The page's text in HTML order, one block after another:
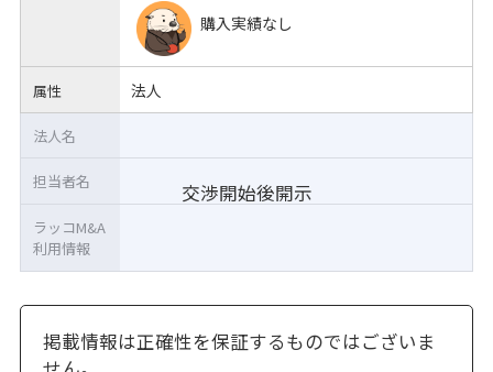
購入実績なし
属性 法人
交渉開始後開示
法人名
担当者名
ラッコM&A
利用情報
掲載情報は正確性を保証するものではございま